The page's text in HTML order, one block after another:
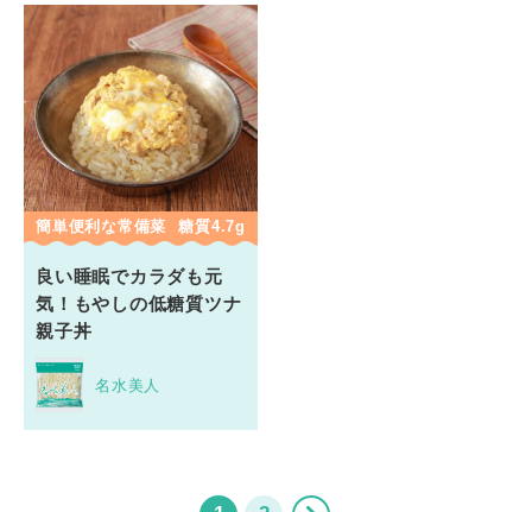
簡単便利な常備菜 糖質4.7g
良い睡眠でカラダも元
気！もやしの低糖質ツナ
親子丼
名水美人